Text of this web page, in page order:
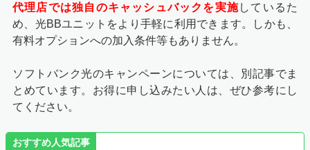
代理店では独自のキャッシュバックを実施しているた
め、光BBユニットをより手軽に利用できます。しかも、
有料オプションへの加入条件等もありません。
ソフトバンク光のキャンペーンについては、別記事でま
とめています。お得に申し込みたい人は、ぜひ参考にし
てください。
おすすめ人気記事